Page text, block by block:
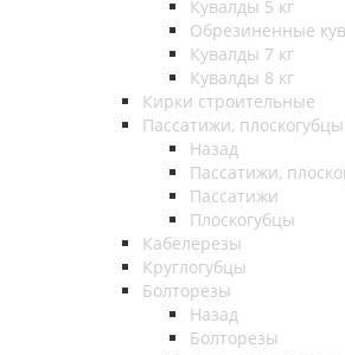
Кувалды 5 кг
Обрезиненные
Кувалды 7 кг
Кувалды 8 кг
Кирки строительные
Пассатижи, плоскогубцы
Назад
Пассатижи,
Пассатижи
Плоскогубцы
Кабелерезы
Круглогубцы
Болторезы
Назад
Болторезы